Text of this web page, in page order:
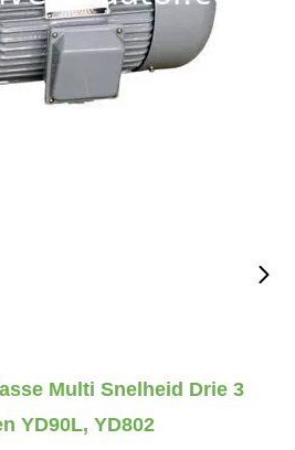
Multi Snelheid Drie 3
YD90L, YD802